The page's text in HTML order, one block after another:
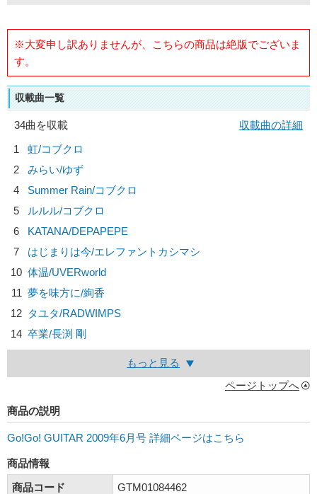
※大変申し訳ありませんが、こちらの商品は絶版でございま
す。
収載曲一覧
34曲を収載
収載曲の詳細
1
虹/コブクロ
2
みらい/ゆず
4
Summer Rain/コブクロ
5
ルルル/コブクロ
6
KATANA/DEPAPEPE
7
はじまりは今/エレファントカシマシ
10 体温/UVERworld
11 夢を味方に/絢香
12 タユタ/RADWIMPS
14 卒業/長渕 剛
もっと見る
ページトップへ
商品の説明
Go!Go! GUITAR 2009年6月号 詳細ページはこちら
商品情報
商品コード
GTM01084462